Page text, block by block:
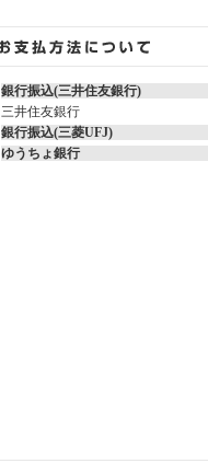
銀行振込(三井住友銀行)
三井住友銀行
銀行振込(三菱UFJ)
ゆうちょ銀行